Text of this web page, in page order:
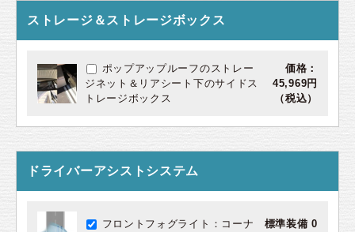
ストレージ＆ストレージボックス
ポップアップルーフのストレー
ジネット＆リアシート下のサイドス
トレージボックス
価格：
45,969円
（税込）
ドライバーアシストシステム
フロントフォグライト：コーナ
標準装備 0